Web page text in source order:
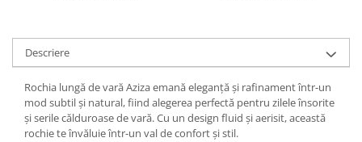
Descriere
Rochia lungă de vară Aziza emană eleganță și rafinament într-un
mod subtil și natural, fiind alegerea perfectă pentru zilele însorite
și serile călduroase de vară. Cu un design fluid și aerisit, această
rochie te învăluie într-un val de confort și stil.